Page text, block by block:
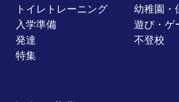
トイレトレーニング
幼稚園・
入学準備
遊び・ゲ
発達
不登校
特集